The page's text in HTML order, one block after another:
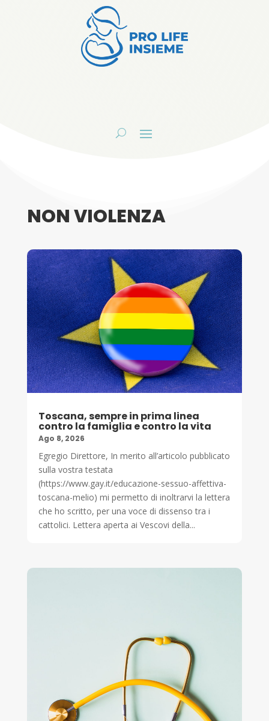
NON VIOLENZA
Toscana, sempre in prima linea
contro la famiglia e contro la vita
Ago 8, 2026
Egregio Direttore, In merito all’articolo pubblicato
sulla vostra testata
(https://www.gay.it/educazione-sessuo-affettiva-
toscana-melio) mi permetto di inoltrarvi la lettera
che ho scritto, per una voce di dissenso tra i
cattolici. Lettera aperta ai Vescovi della...